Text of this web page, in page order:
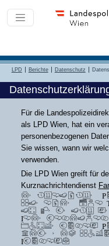
LPD Berichte Datenschutz
Für die
als LPD Wien, hat ein
personenbezogenen
Sie wissen, wann wir
verwenden.
Die LPD Wien greift für
Kurznachrichtendienst
technische
Dienste von
im Bereich
International
Cumberland
Street,
Irland.